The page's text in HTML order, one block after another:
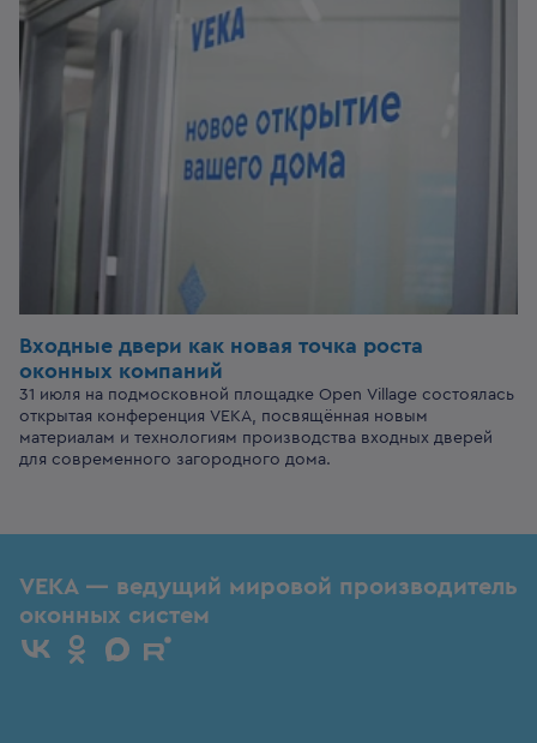
Входные двери как новая точка роста
оконных компаний
31 июля на подмосковной площадке Open Village состоялась
открытая конференция VEKA, посвящённая новым
материалам и технологиям производства входных дверей
для современного загородного дома.
VEKA — ведущий мировой производитель
оконных систем